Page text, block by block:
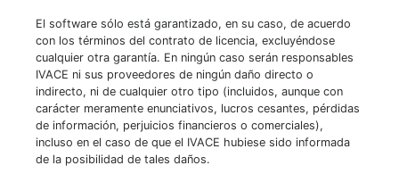
El software sólo está garantizado, en su caso, de acuerdo
con los términos del contrato de licencia, excluyéndose
cualquier otra garantía. En ningún caso serán responsables
IVACE ni sus proveedores de ningún daño directo o
indirecto, ni de cualquier otro tipo (incluidos, aunque con
carácter meramente enunciativos, lucros cesantes, pérdidas
de información, perjuicios financieros o comerciales),
incluso en el caso de que el IVACE hubiese sido informada
de la posibilidad de tales daños.